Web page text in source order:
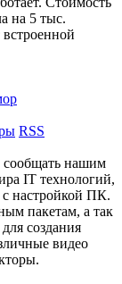
на 5 тыс.
RSS
сообщать нашим
IT технологий,
настройкой ПК.
пакетам, а так
создания
видео